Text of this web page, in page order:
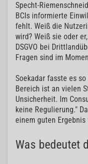
Specht-
BCIs informierte
fehlt. Weiß die
wird? Weiß sie oder
DSGVO bei
Fragen sind im
Soekadar fasste es
Bereich ist an vielen
Unsicherheit. Im
keine Regulierung."
einem guten Ergebnis
Was bedeutet